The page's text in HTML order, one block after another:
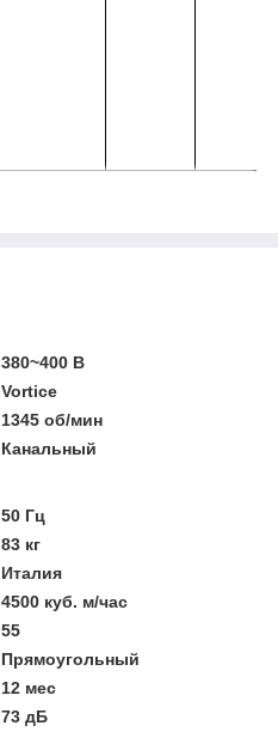
380~400 В
Vortice
1345 об/мин
Канальный
50 Гц
83 кг
Италия
4500 куб. м/час
55
Прямоугольный
12 мес
73 дБ